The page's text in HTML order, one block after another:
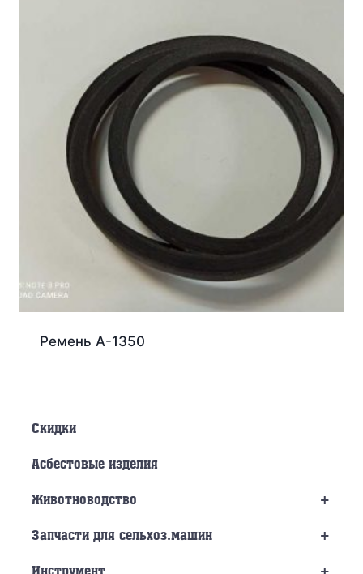
Ремень А-1350
Скидки
Асбестовые изделия
+
Животноводство
+
Запчасти для сельхоз.машин